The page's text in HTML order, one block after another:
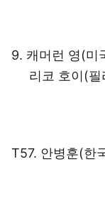
9. 캐머런 영(
리코 호이(
T57. 안병훈(